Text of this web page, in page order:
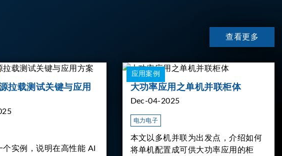
查看更多
拉载测试关键与应用
个实例，说明在高性能 AI
应用案例
大功率应用之单机并联柜体
Dec-04-2025
电力电子
本文以多机并联为出发点，介绍如何
将单机配置成可供大功率应用的柜